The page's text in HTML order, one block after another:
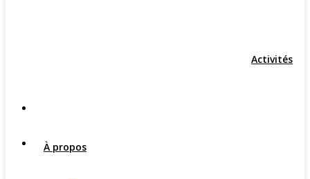
Activités
À propos